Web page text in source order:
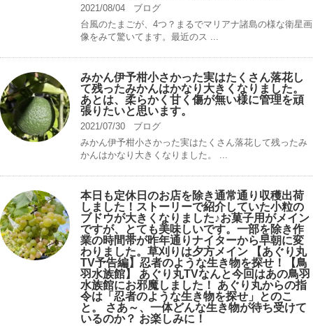
2021/08/04
ブログ
台風のたまごが、4つ？まるでマリアナ諸島の様な衛星画
像をみて驚いてます。最近のス ...
みかん伊予柑小さかった実はたくさん落花し
て残ったみかんはかなり大きくなりました。
あとは、柔らかく甘く傷が無い様に管理を頑
張りたいと思います。
2021/07/30
ブログ
みかん伊予柑小さかった実はたくさん落花して残ったみ
かんはかなり大きくなりました。 ...
本日も定休日のお店を除き通常通り収穫出荷
しました！ストーリーで紹介していた小粒の
ブドウが大きくなりました♪お菓子用がメイン
ですが、とても美味しいです。一部を除き作
業の時間帯が昨年通りナイターから早朝に変
わりました。草刈りは夕方メイン 【あぐり丸
TV予告編】忍者のような生き物を探せ！【鳥
羽水族館】 あぐり丸TVなんと今回はあの鳥羽
水族館にお邪魔しました！ あぐり丸からの指
令は「忍者のような生き物を探せ」とのこ
と。 さあ～、一体どんな生き物が待ち受けて
いるのか？ お楽しみに！